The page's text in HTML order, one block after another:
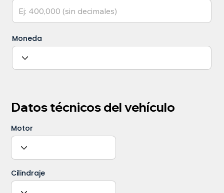
Moneda
Datos técnicos del vehículo
Motor
Cilindraje